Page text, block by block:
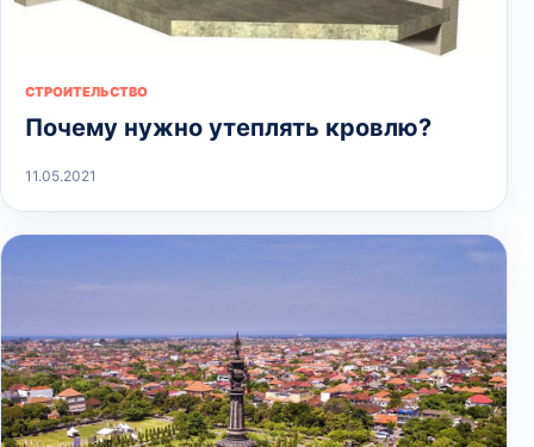
СТРОИТЕЛЬСТВО
Почему нужно утеплять кровлю?
11.05.2021